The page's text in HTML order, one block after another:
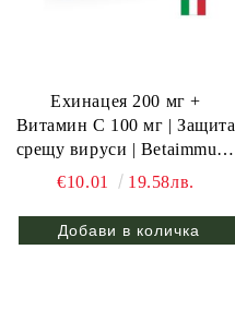
Ехинацея 200 мг +
Витамин C 100 мг | Защита
срещу вируси | Betaimmuno
| Fitobios, 20 табл.
€10.01 19.58лв.